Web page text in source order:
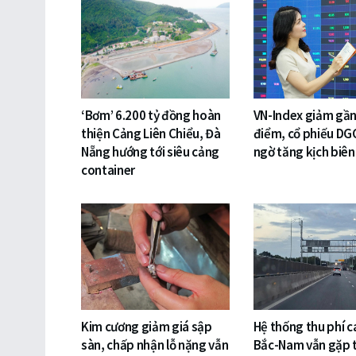
‘Bơm’ 6.200 tỷ đồng hoàn
thiện Cảng Liên Chiểu, Đà
Nẵng hướng tới siêu cảng
container
VN-Index giảm
điểm, cổ phiếu
ngờ tăng kịch
Kim cương giảm giá sập
sàn, chấp nhận lỗ nặng vẫn
Hệ thống thu phí
Bắc-Nam vẫn